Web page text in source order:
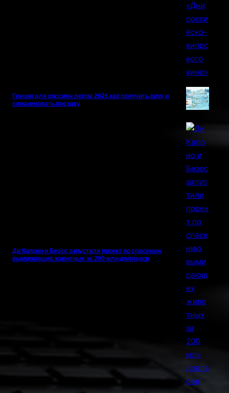
Греция для россиян летом 2026 как получить визу и
спланировать поездку
Ди Каприо и Безос запустили проект по спасению
вымирающих животных за 200 млн долларов